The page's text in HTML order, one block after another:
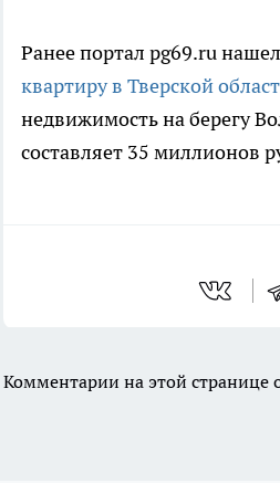
Ранее портал pg69.ru нашел
квартиру в Тверской
недвижимость на берегу
составляет 35 миллионов
Комментарии на этой странице